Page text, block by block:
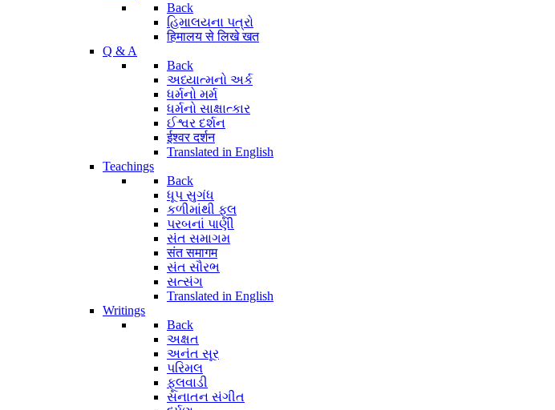
Back
હિમાલયના પત્રો
हिमालय से लिखे खत
Q & A
Back
અધ્યાત્મનો અર્ક
ધર્મનો મર્મ
ધર્મનો સાક્ષાત્કાર
ઈશ્વર દર્શન
ईश्वर दर्शन
Translated in English
Teachings
Back
ધૂપ સુગંધ
કળીમાંથી ફૂલ
પરબનાં પાણી
સંત સમાગમ
संत समागम
સંત સૌરભ
સત્સંગ
Translated in English
Writings
Back
અક્ષત
અનંત સૂર
પરિમલ
ફૂલવાડી
સનાતન સંગીત